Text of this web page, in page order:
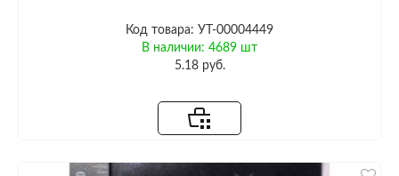
Код товара: УТ-00004449
В наличии: 4689 шт
5.18 руб.